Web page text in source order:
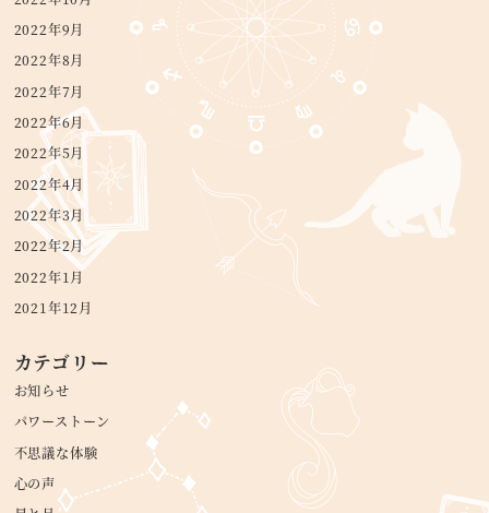
2022年9月
2022年8月
2022年7月
2022年6月
2022年5月
2022年4月
2022年3月
2022年2月
2022年1月
2021年12月
カテゴリー
お知らせ
パワーストーン
不思議な体験
心の声